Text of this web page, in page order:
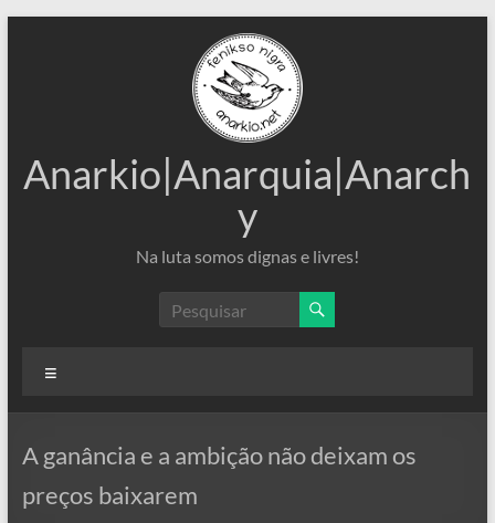
Anarkio|Anarquia|Anarch
y
Na luta somos dignas e livres!
A ganância e a ambição não deixam os
preços baixarem